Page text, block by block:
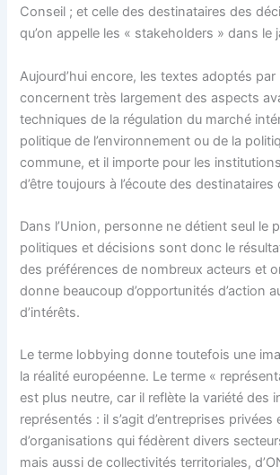
Conseil ; et celle des destinataires des
qu’on appelle les « stakeholders » dans le
Aujourd’hui encore, les textes adoptés par
concernent très largement des aspects
techniques de la régulation du marché
politique de l’environnement ou de la
commune, et il importe pour les
d’être toujours à l’écoute des
Dans l’Union, personne ne détient seul le
politiques et décisions sont donc le
des préférences de nombreux acteurs et
donne beaucoup d’opportunités d’action
d’intérêts.
Le terme lobbying donne toutefois une
la réalité européenne. Le terme «
est plus neutre, car il reflète la variété des
représentés : il s’agit d’entreprises privées
d’organisations qui fédèrent divers
mais aussi de collectivités territoriales,